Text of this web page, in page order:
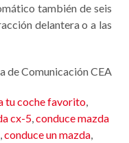
también de seis
delantera o a las
de Comunicación CEA
tu coche favorito
cx-5 conduce mazda
conduce un mazda